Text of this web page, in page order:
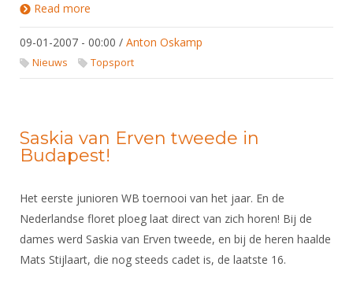
Read more
09-01-2007 - 00:00 / Anton Oskamp
Nieuws Topsport
Saskia van Erven tweede in
Budapest!
Het eerste junioren WB toernooi van het jaar. En de
Nederlandse floret ploeg laat direct van zich horen! Bij de
dames werd Saskia van Erven tweede, en bij de heren haalde
Mats Stijlaart, die nog steeds cadet is, de laatste 16.